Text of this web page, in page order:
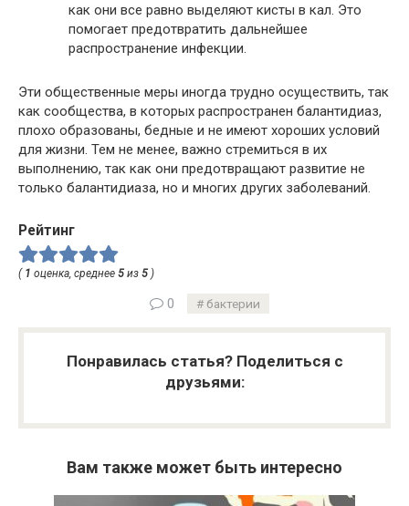
как они все равно выделяют кисты в кал. Это
помогает предотвратить дальнейшее
распространение инфекции.
Эти общественные меры иногда трудно осуществить, так
как сообщества, в которых распространен балантидиаз,
плохо образованы, бедные и не имеют хороших условий
для жизни. Тем не менее, важно стремиться в их
выполнению, так как они предотвращают развитие не
только балантидиаза, но и многих других заболеваний.
Рейтинг
( 1 оценка, среднее 5 из 5 )
0 бактерии
Понравилась статья? Поделиться с
друзьями:
Вам также может быть интересно